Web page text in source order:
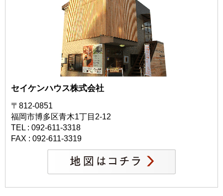
セイケンハウス株式会社
〒812-0851
福岡市博多区青木1丁目2-12
TEL : 092-611-3318
FAX : 092-611-3319